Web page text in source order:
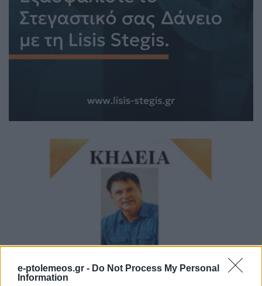
e-ptolemeos.gr - Do Not Process My Personal
Information
Την Πέμπτη στην Άρδασσα η κηδεία του γνωστού